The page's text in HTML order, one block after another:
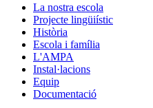
La nostra escola
Projecte lingüiístic
Història
Escola i família
L'AMPA
Instal·lacions
Equip
Documentació